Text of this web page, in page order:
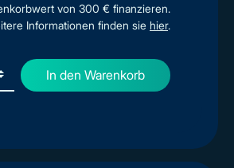
von 300 € finanzieren.
Informationen finden sie hier.
In den Warenkorb